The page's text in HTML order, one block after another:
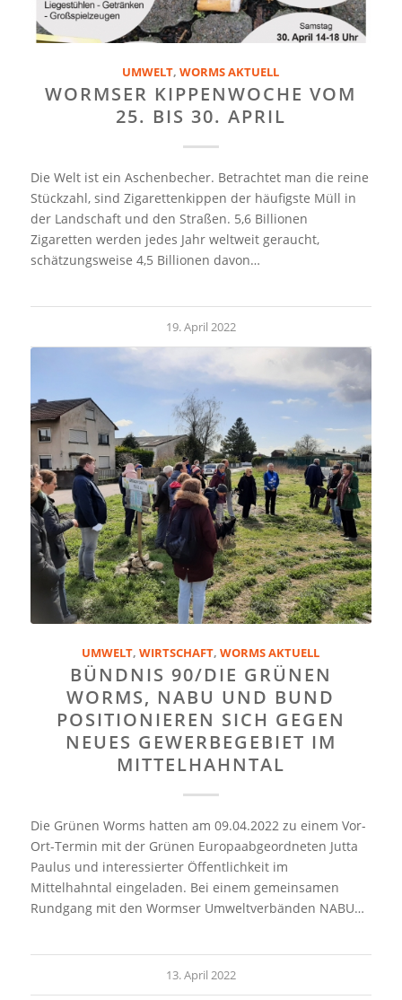
UMWELT,WORMS AKTUELL
WORMSER KIPPENWOCHE VOM
25. BIS 30. APRIL
Die Welt ist ein Aschenbecher. Betrachtet man die reine
Stückzahl, sind Zigarettenkippen der häufigste Müll in
der Landschaft und den Straßen. 5,6 Billionen
Zigaretten werden jedes Jahr weltweit geraucht,
schätzungsweise 4,5 Billionen davon…
19. April 2022
UMWELT,WIRTSCHAFT,WORMS AKTUELL
BÜNDNIS 90/DIE GRÜNEN
WORMS, NABU UND BUND
POSITIONIEREN SICH GEGEN
NEUES GEWERBEGEBIET IM
MITTELHAHNTAL
Die Grünen Worms hatten am 09.04.2022 zu einem Vor-
Ort-Termin mit der Grünen Europaabgeordneten Jutta
Paulus und interessierter Öffentlichkeit im
Mittelhahntal eingeladen. Bei einem gemeinsamen
Rundgang mit den Wormser Umweltverbänden NABU…
13. April 2022